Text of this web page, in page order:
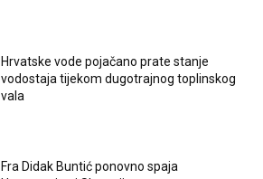
Hrvatske vode pojačano prate stanje
vodostaja tijekom dugotrajnog toplinskog
vala
Fra Didak Buntić ponovno spaja